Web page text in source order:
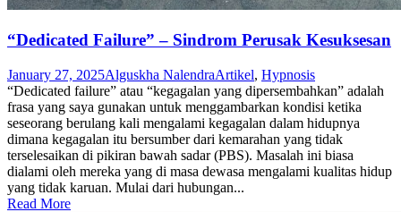
“Dedicated Failure” – Sindrom Perusak Kesuksesan
January 27, 2025Alguskha NalendraArtikel, Hypnosis
“Dedicated failure” atau “kegagalan yang dipersembahkan” adalah
frasa yang saya gunakan untuk menggambarkan kondisi ketika
seseorang berulang kali mengalami kegagalan dalam hidupnya
dimana kegagalan itu bersumber dari kemarahan yang tidak
terselesaikan di pikiran bawah sadar (PBS). Masalah ini biasa
dialami oleh mereka yang di masa dewasa mengalami kualitas hidup
yang tidak karuan. Mulai dari hubungan...
Read More